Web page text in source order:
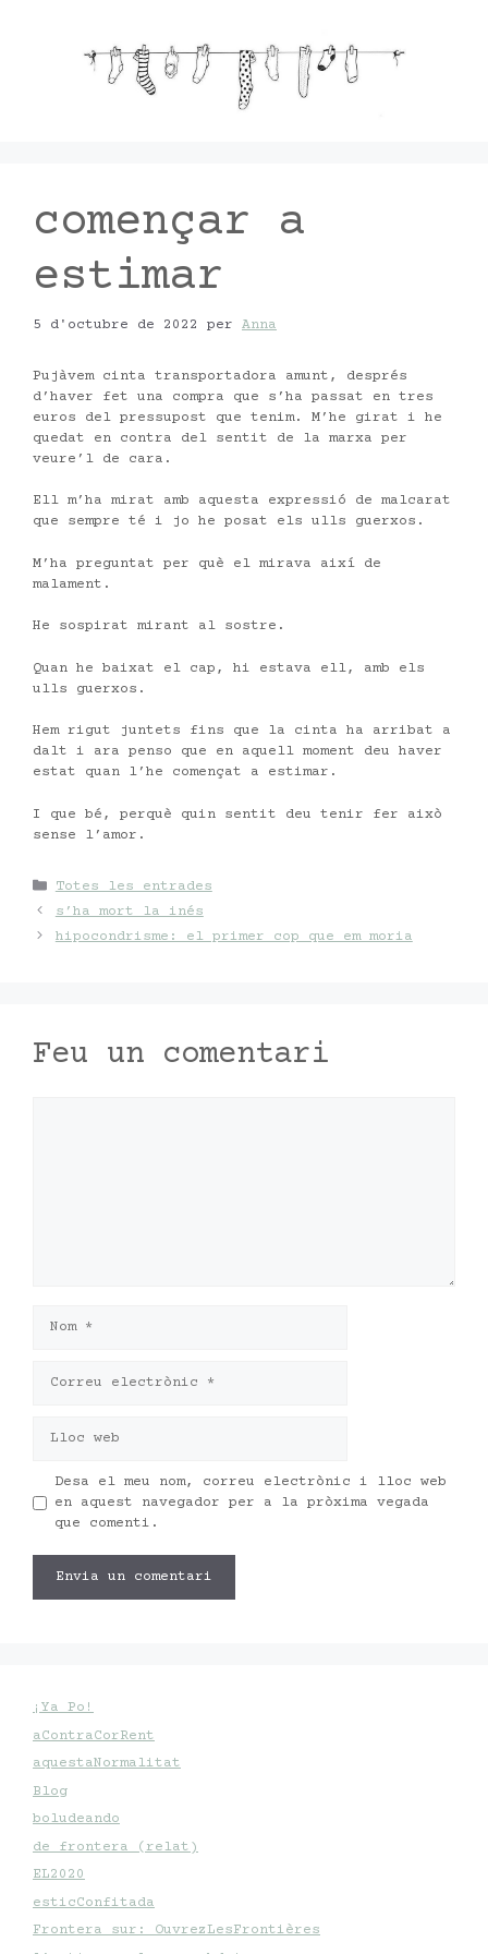
començar a
estimar
5 d'octubre de 2022 per Anna
Pujàvem cinta transportadora amunt, després
d’haver fet una compra que s’ha passat en tres
euros del pressupost que tenim. M’he girat i he
quedat en contra del sentit de la marxa per
veure’l de cara.
Ell m’ha mirat amb aquesta expressió de malcarat
que sempre té i jo he posat els ulls guerxos.
M’ha preguntat per què el mirava així de
malament.
He sospirat mirant al sostre.
Quan he baixat el cap, hi estava ell, amb els
ulls guerxos.
Hem rigut juntets fins que la cinta ha arribat a
dalt i ara penso que en aquell moment deu haver
estat quan l’he començat a estimar.
I que bé, perquè quin sentit deu tenir fer això
sense l’amor.
Categories
Totes les entrades
s’ha mort la inés
hipocondrisme: el primer cop que em moria
Feu un comentari
electrònic
web
Desa el meu nom, correu electrònic i lloc web
en aquest navegador per a la pròxima vegada
que comenti.
¡Ya Po!
aContraCorRent
aquestaNormalitat
Blog
boludeando
de frontera (relat)
EL2020
esticConfitada
Frontera sur: OuvrezLesFrontières